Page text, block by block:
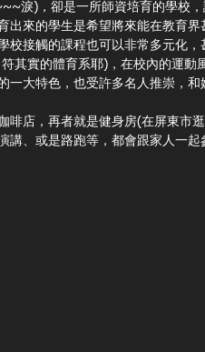
淚)，卻是一所師資培育的學校，
出來的學生是希望將來能在教育
校接觸的課程也可以非常多元化
其實的體育系耶)，在校內的運動
一大特色，也受許多名人推崇，和
啡店，再者就是健身房(在屏東市
講、或是路跑等，都會跟家人一起